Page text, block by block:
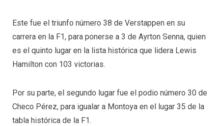
Este fue el triunfo número 38 de Verstappen en su
carrera en la F1, para ponerse a 3 de Ayrton Senna, quien
es el quinto lugar en la lista histórica que lidera Lewis
Hamilton con 103 victorias.
Por su parte, el segundo lugar fue el podio número 30 de
Checo Pérez, para igualar a Montoya en el lugar 35 de la
tabla histórica de la F1.